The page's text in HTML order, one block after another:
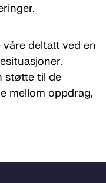
deltatt ved en
støtte til de
mellom oppdrag,